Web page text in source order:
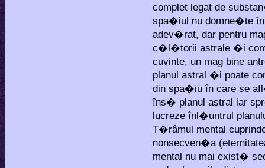
complet legat de
spa�iul nu domne�te
adev�rat, dar pentru
c�l�torii astrale �i
cuvinte, un mag bine
planul astral �i poate
din spa�iu în care se
îns� planul astral iar
lucreze înl�untrul
T�râmul mental
nonsecven�a
mental nu mai exist�